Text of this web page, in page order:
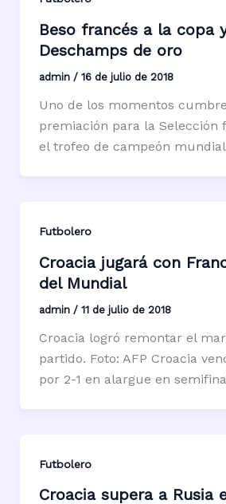
Beso francés a la copa
Deschamps de oro
admin / 16 de julio de 2018
Uno de los momentos
premiación para la Selección
el trofeo de campeón
Futbolero
Croacia jugará con
del Mundial
admin / 11 de julio de 2018
Croacia logró remontar el
partido. Foto: AFP Croacia
por 2-1 en alargue en
Futbolero
Croacia supera a Rusia